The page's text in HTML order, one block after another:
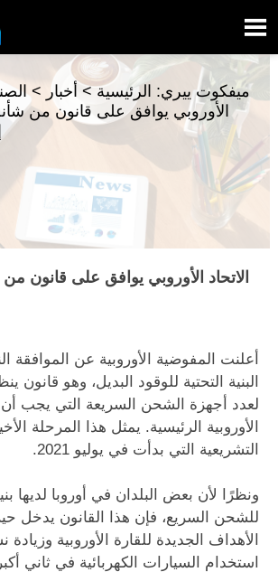

ميفكوت ييري: الرئيسية> أخبار >
الأوروبي يوافق على قانون من
الاتحاد الأوروبي يوافق على قانون
أعلنت المفوضية الأوروبية عن الموافقة
البنية التحتية للوقود البديل، وهو قانون
لعدد أجهزة الشحن السريعة التي يجب أن
الأوروبية الرئيسية. يمثل هذا المرحلة
التشريعية التي بدأت في يوليو 2021.
ونظرًا لأن بعض البلدان في أوروبا لديها
للشحن السريع، فإن هذا القانون يدخل حيز
الأهداف الجديدة للقارة الأوروبية
استخدام السيارات الكهربائية في ثاني